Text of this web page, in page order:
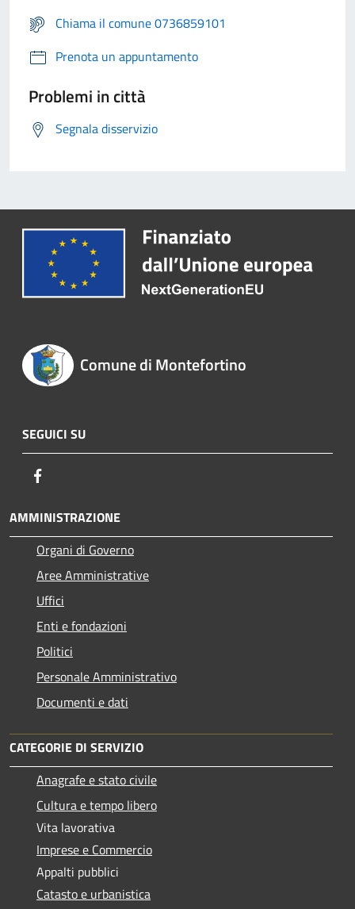
Chiama il comune 0736859101
Prenota un appuntamento
Problemi in città
Segnala disservizio
Comune di Montefortino
SEGUICI SU
AMMINISTRAZIONE
Organi di Governo
Aree Amministrative
Uffici
Enti e fondazioni
Politici
Personale Amministrativo
Documenti e dati
CATEGORIE DI SERVIZIO
Anagrafe e stato civile
Cultura e tempo libero
Vita lavorativa
Imprese e Commercio
Appalti pubblici
Catasto e urbanistica